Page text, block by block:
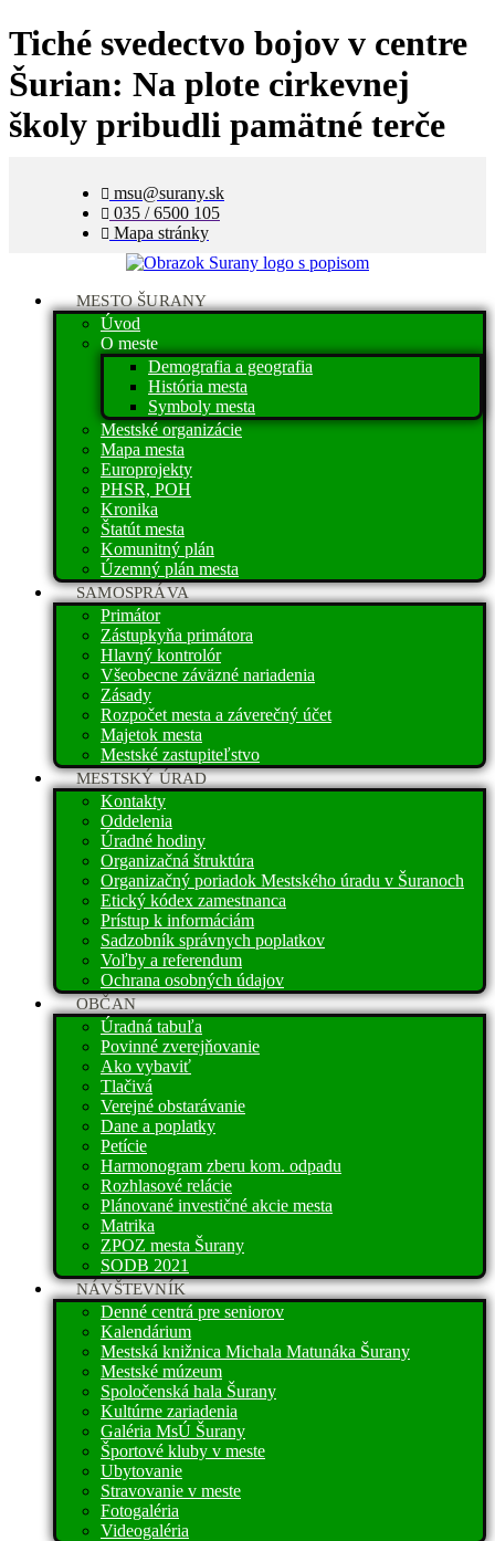
Tiché svedectvo bojov v centre
Šurian: Na plote cirkevnej
školy pribudli pamätné terče
msu@surany.sk
035 / 6500 105
Mapa stránky
MESTO ŠURANY
Úvod
O meste
Demografia a geografia
História mesta
Symboly mesta
Mestské organizácie
Mapa mesta
Europrojekty
PHSR, POH
Kronika
Štatút mesta
Komunitný plán
Územný plán mesta
SAMOSPRÁVA
Primátor
Zástupkyňa primátora
Hlavný kontrolór
Všeobecne záväzné nariadenia
Zásady
Rozpočet mesta a záverečný účet
Majetok mesta
Mestské zastupiteľstvo
MESTSKÝ ÚRAD
Kontakty
Oddelenia
Úradné hodiny
Organizačná štruktúra
Organizačný poriadok Mestského úradu v Šuranoch
Etický kódex zamestnanca
Prístup k informáciám
Sadzobník správnych poplatkov
Voľby a referendum
Ochrana osobných údajov
OBČAN
Úradná tabuľa
Povinné zverejňovanie
Ako vybaviť
Tlačivá
Verejné obstarávanie
Dane a poplatky
Petície
Harmonogram zberu kom. odpadu
Rozhlasové relácie
Plánované investičné akcie mesta
Matrika
ZPOZ mesta Šurany
SODB 2021
NÁVŠTEVNÍK
Denné centrá pre seniorov
Kalendárium
Mestská knižnica Michala Matunáka Šurany
Mestské múzeum
Spoločenská hala Šurany
Kultúrne zariadenia
Galéria MsÚ Šurany
Športové kluby v meste
Ubytovanie
Stravovanie v meste
Fotogaléria
Videogaléria